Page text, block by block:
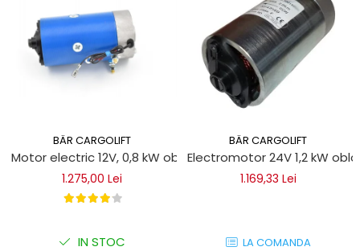
BÄR CARGOLIFT
Motor electric 12V, 0,8 kW obloane hidraulice
1.275,00 Lei
IN STOC
BÄR CARGOLIFT
Electromotor 24V 1,2 kW
1.169,33 Lei
LA COMANDA